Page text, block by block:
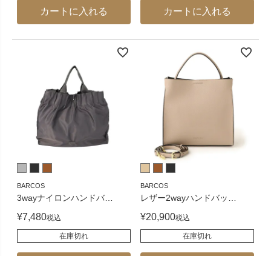
カートに入れる カートに入れる
BARCOS
3wayナイロンハンドバ…
¥7,480税込
在庫切れ
BARCOS
レザー2wayハンドバッ
¥20,900税込
在庫切れ